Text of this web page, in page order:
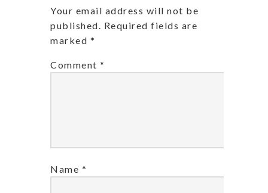
Your email address will not be
published. Required fields are
marked *
Comment *
Name *